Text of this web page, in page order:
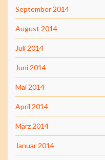
September 2014
August 2014
Juli 2014
Juni 2014
Mai 2014
April 2014
März 2014
Januar 2014